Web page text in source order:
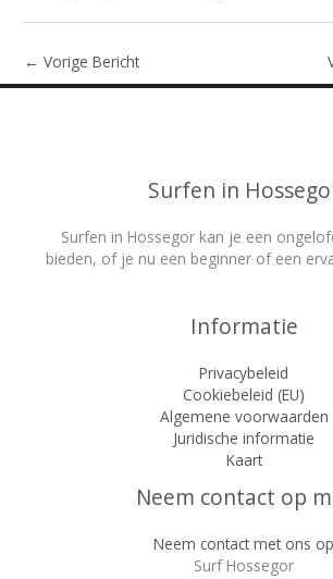
← Vorige Bericht
Surfen in
Surfen in Hossegor kan je een
bieden, of je nu een beginner of een
Informatie
Privacybeleid
Cookiebeleid (EU)
Algemene voorwaarden
Juridische informatie
Kaart
Neem contact op
Neem contact met ons op
Surf Hossegor